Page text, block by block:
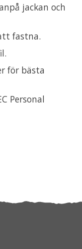
jackan och
fastna.
för bästa
Personal